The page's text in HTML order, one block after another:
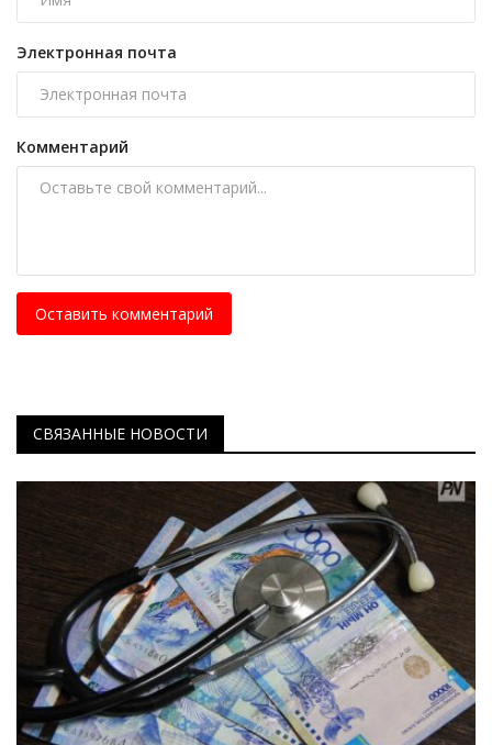
Электронная почта
Комментарий
Оставить комментарий
СВЯЗАННЫЕ НОВОСТИ